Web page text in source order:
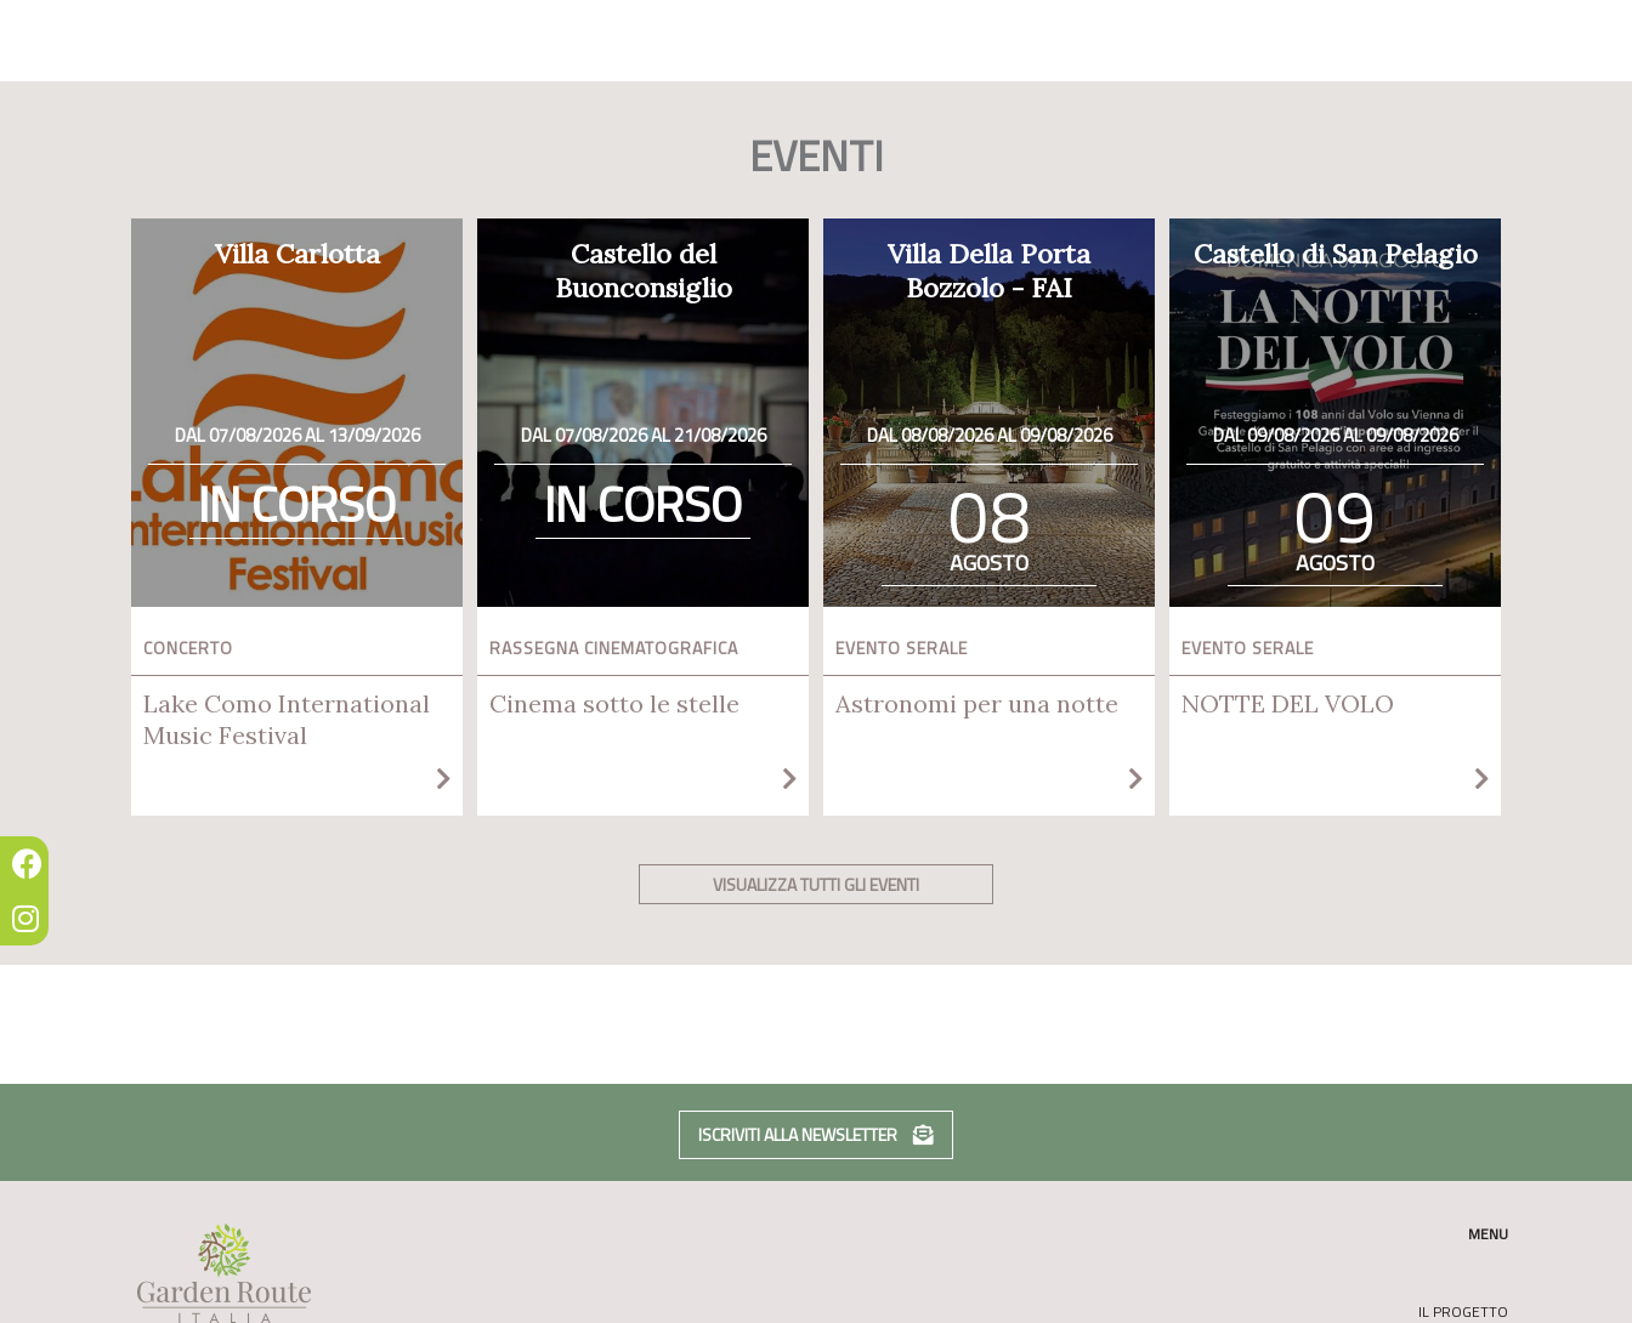
EVENTI
Villa Carlotta
DAL 07/08/2026 AL 13/09/2026
IN CORSO
CONCERTO
Lake Como International
Music Festival
Castello del
Buonconsiglio
DAL 07/08/2026 AL 21/08/2026
IN CORSO
RASSEGNA CINEMATOGRAFICA
Cinema sotto le stelle
Villa Della Porta
Bozzolo - FAI
DAL 08/08/2026 AL 09/08/2026
08
AGOSTO
EVENTO SERALE
Astronomi per una notte
Castello di San Pelagio
DAL 09/08/2026 AL 09/08/2026
09
AGOSTO
EVENTO SERALE
NOTTE DEL VOLO
VISUALIZZA TUTTI GLI EVENTI
ISCRIVITI ALLA NEWSLETTER
MENU
IL PROGETTO